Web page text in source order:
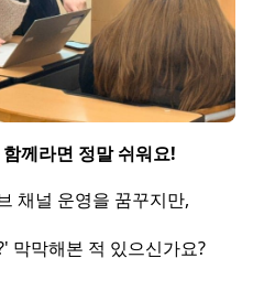
께라면 정말 쉬워요!
채널 운영을 꿈꾸지만,
막막해본 적 있으신가요?